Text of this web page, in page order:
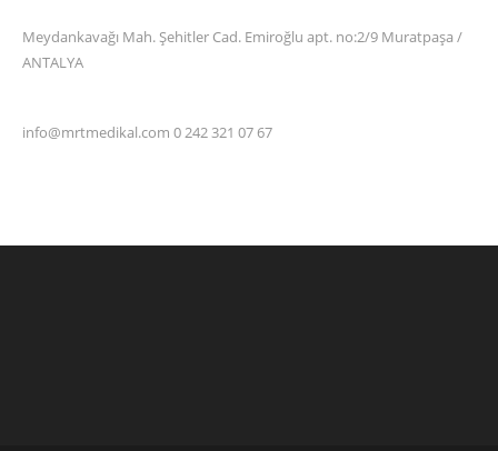
Meydankavağı Mah. Şehitler Cad. Emiroğlu apt. no:2/9 Muratpaşa /
ANTALYA
info@mrtmedikal.com 0 242 321 07 67